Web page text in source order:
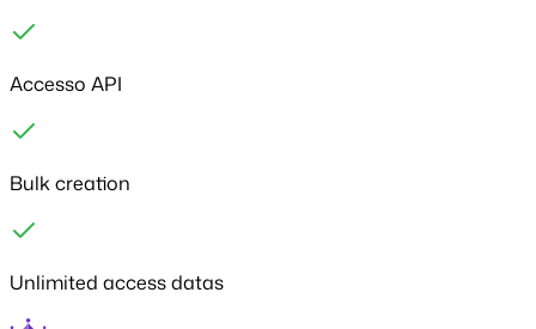
Accesso API
Bulk creation
Unlimited access datas